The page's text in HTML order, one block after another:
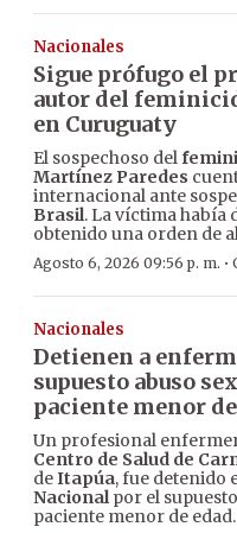
Nacionales
Sigue prófugo el
autor del
en Curuguaty
El sospechoso del
Martínez Paredes
internacional ante
Brasil. La víctima había
obtenido una orden de
Agosto 6, 2026 09:56 p. m. ·
Nacionales
Detienen a
supuesto abuso
paciente menor
Un profesional
Centro de Salud de
deItapúa, fue detenido
Nacionalpor el
paciente menor de edad.